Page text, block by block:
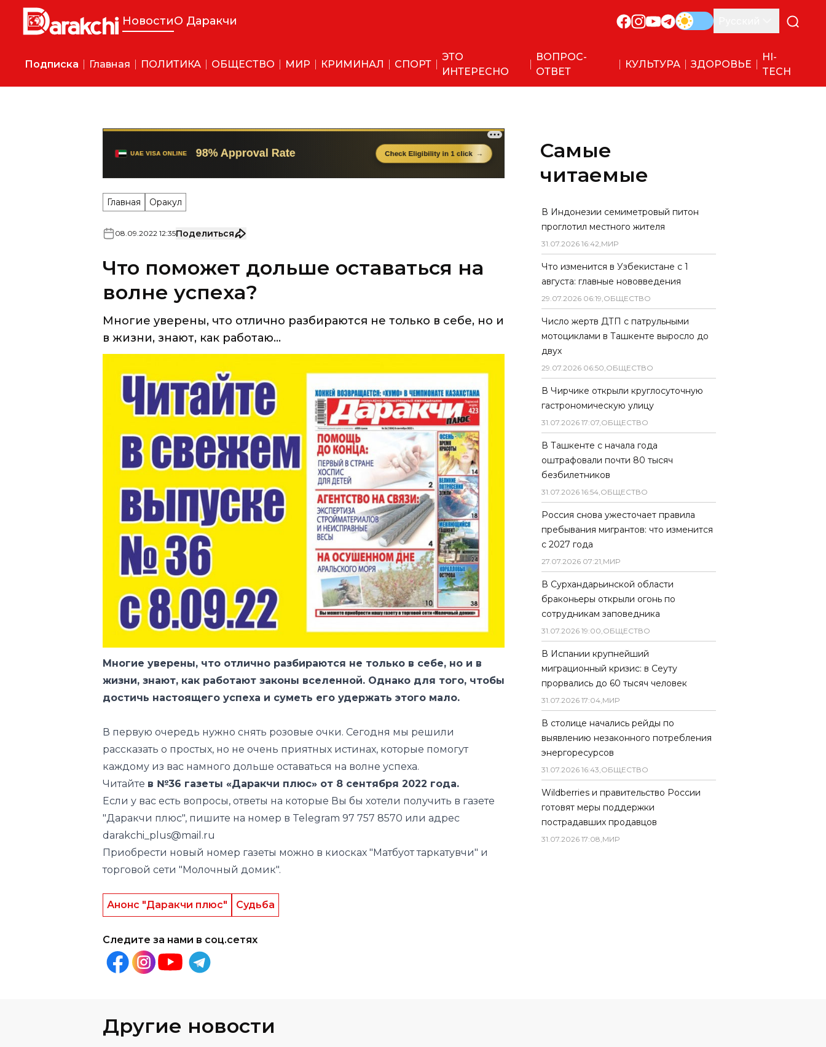
НовостиО Даракчи
Подписка Главная ПОЛИТИКА ОБЩЕСТВО МИР КРИМИНАЛ СПОРТ
ЭТО
ИНТЕРЕСНО
ВОПРОС-
ОТВЕТ
КУЛЬТУРА ЗДОРОВЬЕ
HI-
TECH
Главная Оракул
08 09 2022 12:35Поделиться
Что поможет дольше оставаться на
волне успеха?
Многие уверены, что отлично разбираются не только в себе, но и
в жизни, знают, как работаю...
Многие уверены, что отлично разбираются не только в себе, но и в
жизни, знают, как работают законы вселенной. Однако для того, чтобы
достичь настоящего успеха и суметь его удержать этого мало.
В первую очередь нужно снять розовые очки. Сегодня мы решили
рассказать о простых, но не очень приятных истинах, которые помогут
каждому из вас намного дольше оставаться на волне успеха.
Читайте в №36 газеты «Даракчи плюс» от 8 сентября 2022 года.
Если у вас есть вопросы, ответы на которые Вы бы хотели получить в газете
"Даракчи плюс", пишите на номер в Telegram 97 757 8570 или адрес
darakchi_plus@mail.ru
Приобрести новый номер газеты можно в киосках "Матбуот таркатувчи" и
торговой сети "Молочный домик".
Анонс "Даракчи плюс" Судьба
Следите за нами в соц.сетях
Самые
читаемые
В Индонезии семиметровый питон
проглотил местного жителя
31.07.2026 16:42,МИР
Что изменится в Узбекистане с 1
августа: главные нововведения
29.07.2026 06:19,ОБЩЕСТВО
Число жертв ДТП с патрульными
мотоциклами в Ташкенте выросло до
двух
29.07.2026 06:50,ОБЩЕСТВО
В Чирчике открыли круглосуточную
гастрономическую улицу
31.07.2026 17:07,ОБЩЕСТВО
В Ташкенте с начала года
оштрафовали почти 80 тысяч
безбилетников
31.07.2026 16:54,ОБЩЕСТВО
Россия снова ужесточает правила
пребывания мигрантов: что изменится
с 2027 года
27.07.2026 07:21,МИР
В Сурхандарьинской области
браконьеры открыли огонь по
сотрудникам заповедника
31.07.2026 19:00,ОБЩЕСТВО
В Испании крупнейший
миграционный кризис: в Сеуту
прорвались до 60 тысяч человек
31.07.2026 17:04,МИР
В столице начались рейды по
выявлению незаконного потребления
энергоресурсов
31.07.2026 16:43,ОБЩЕСТВО
Wildberries и правительство России
готовят меры поддержки
пострадавших продавцов
31.07.2026 17:08,МИР
Другие новости